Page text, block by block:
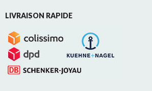
LIVRAISON RAPIDE